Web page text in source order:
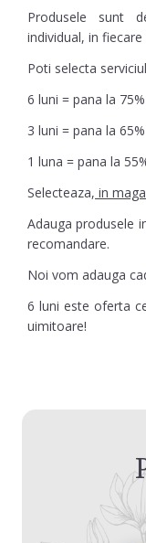
Produsele sunt
individual, in
Poti selecta
6 luni = pana la
3 luni = pana la
1 luna = pana la
Selecteaza, in
Adauga produsele
recomandare.
Noi vom adauga
6 luni este oferta
uimitoare!